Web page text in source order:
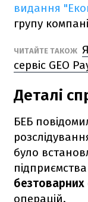
видання
групу
ЧИТАЙТЕ ТАКОЖ
сервіс GEO
Деталі
БЕБ
було
безтоварних
операцій.